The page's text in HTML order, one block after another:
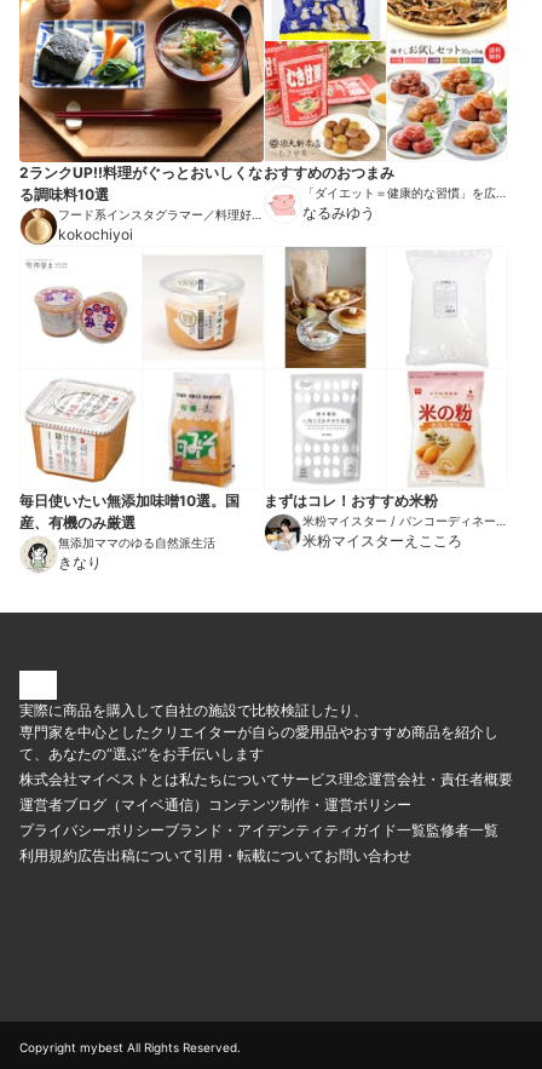
2ランクUP!!料理がぐっとおいしくな
る調味料10選
フード系インスタグラマー／料理好
き・うつわ好き
kokochiyoi
おすすめのおつまみ
「ダイエット＝健康的な習慣」を広め
る伝道師
なるみゆう
毎日使いたい無添加味噌10選。国
産、有機のみ厳選
無添加ママのゆる自然派生活
きなり
まずはコレ！おすすめ米粉
米粉マイスター / パンコーディネータ
ー/ YouTuber
米粉マイスターえこころ
実際に商品を購入して自社の施設で比較検証したり、
専門家を中心としたクリエイターが自らの愛用品やおすすめ商品を紹介し
て、あなたの“選ぶ”をお手伝いします
株式会社マイベストとは私たちについてサービス理念運営会社・責任者概要
運営者ブログ（マイベ通信） コンテンツ制作・運営ポリシー
プライバシーポリシーブランド・アイデンティティ ガイド一覧監修者一覧
利用規約広告出稿について引用・転載についてお問い合わせ
Copyright mybest All Rights Reserved.